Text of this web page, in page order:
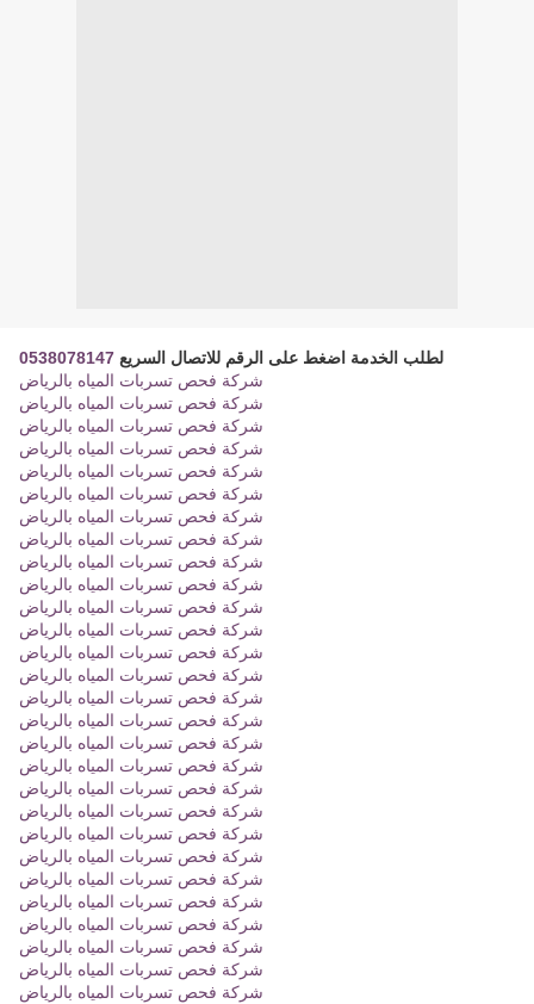
لطلب الخدمة اضغط على الرقم للاتصال السريع 0538078147
شركة فحص تسربات المياه بالرياض
شركة فحص تسربات المياه بالرياض
شركة فحص تسربات المياه بالرياض
شركة فحص تسربات المياه بالرياض
شركة فحص تسربات المياه بالرياض
شركة فحص تسربات المياه بالرياض
شركة فحص تسربات المياه بالرياض
شركة فحص تسربات المياه بالرياض
شركة فحص تسربات المياه بالرياض
شركة فحص تسربات المياه بالرياض
شركة فحص تسربات المياه بالرياض
شركة فحص تسربات المياه بالرياض
شركة فحص تسربات المياه بالرياض
شركة فحص تسربات المياه بالرياض
شركة فحص تسربات المياه بالرياض
شركة فحص تسربات المياه بالرياض
شركة فحص تسربات المياه بالرياض
شركة فحص تسربات المياه بالرياض
شركة فحص تسربات المياه بالرياض
شركة فحص تسربات المياه بالرياض
شركة فحص تسربات المياه بالرياض
شركة فحص تسربات المياه بالرياض
شركة فحص تسربات المياه بالرياض
شركة فحص تسربات المياه بالرياض
شركة فحص تسربات المياه بالرياض
شركة فحص تسربات المياه بالرياض
شركة فحص تسربات المياه بالرياض
شركة فحص تسربات المياه بالرياض